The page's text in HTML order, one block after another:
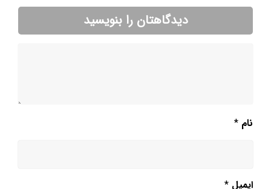
دیدگاهتان را بنویسید
نام *
ایمیل *